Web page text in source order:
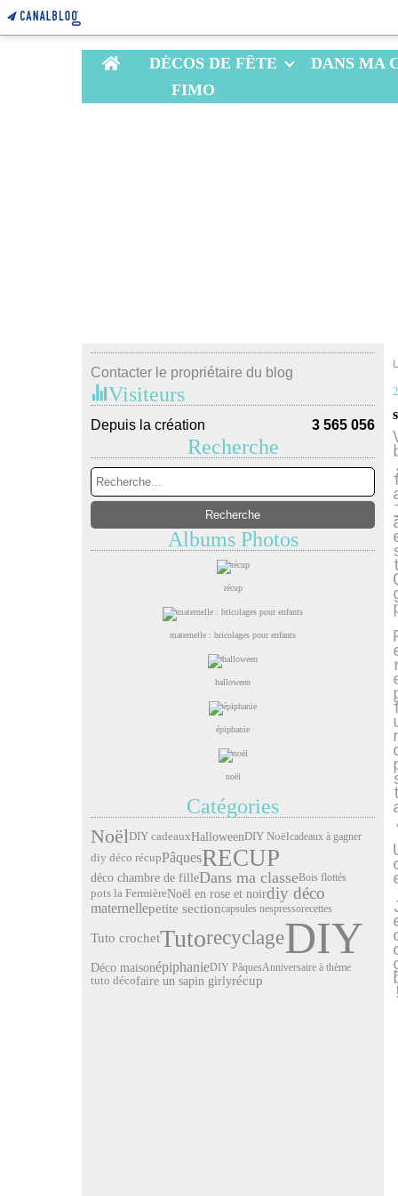
Home DÉCOS DE FÊTE
DANS MA
FIMO
Contacter le propriétaire du blog
Visiteurs
Depuis la création 3 565 056
Recherche
Albums Photos
récup
maternelle : bricolages pour enfants
halloween
épiphanie
noël
Catégories
NoëlDIY cadeauxHalloweenDIY Noëlcadeaux à gagner
diy déco récupPâquesRECUP
déco chambre de filleDans ma classeBois flottés
pots la FermièreNoël en rose et noirdiy déco
maternellepetite sectioncapsules nespressorecettes
Tuto crochetTutorecyclageDIY
Déco maisonépiphanieDIY PâquesAnniversaire à thème
tuto décofaire un sapin girlyrécup